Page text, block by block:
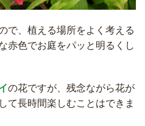
で、植える場所をよく考える
赤色でお庭をパッと明るくし
の花ですが、残念ながら花が
て長時間楽しむことはできま